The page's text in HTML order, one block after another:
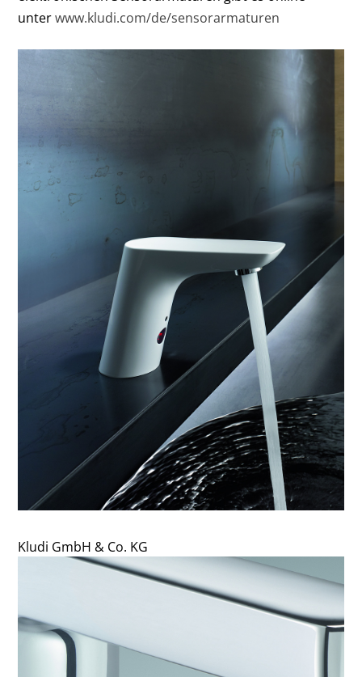
unterwww.kludi.com/de/sensorarmaturen
Kludi GmbH & Co. KG